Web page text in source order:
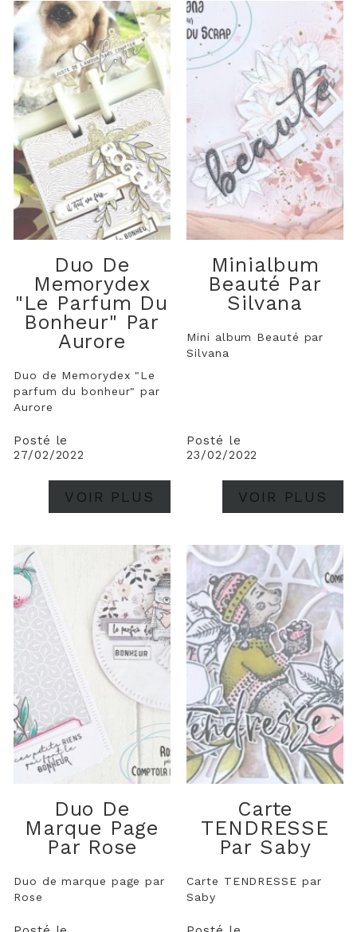
Duo De
Memorydex
"Le Parfum Du
Bonheur" Par
Aurore
Duo de Memorydex "Le
parfum du bonheur" par
Aurore
Posté le
27/02/2022
VOIR PLUS
Minialbum
Beauté Par
Silvana
Mini album Beauté par
Silvana
Posté le
23/02/2022
VOIR PLUS
Duo De
Marque Page
Par Rose
Duo de marque page par
Rose
Carte
TENDRESSE
Par Saby
Carte TENDRESSE par
Saby